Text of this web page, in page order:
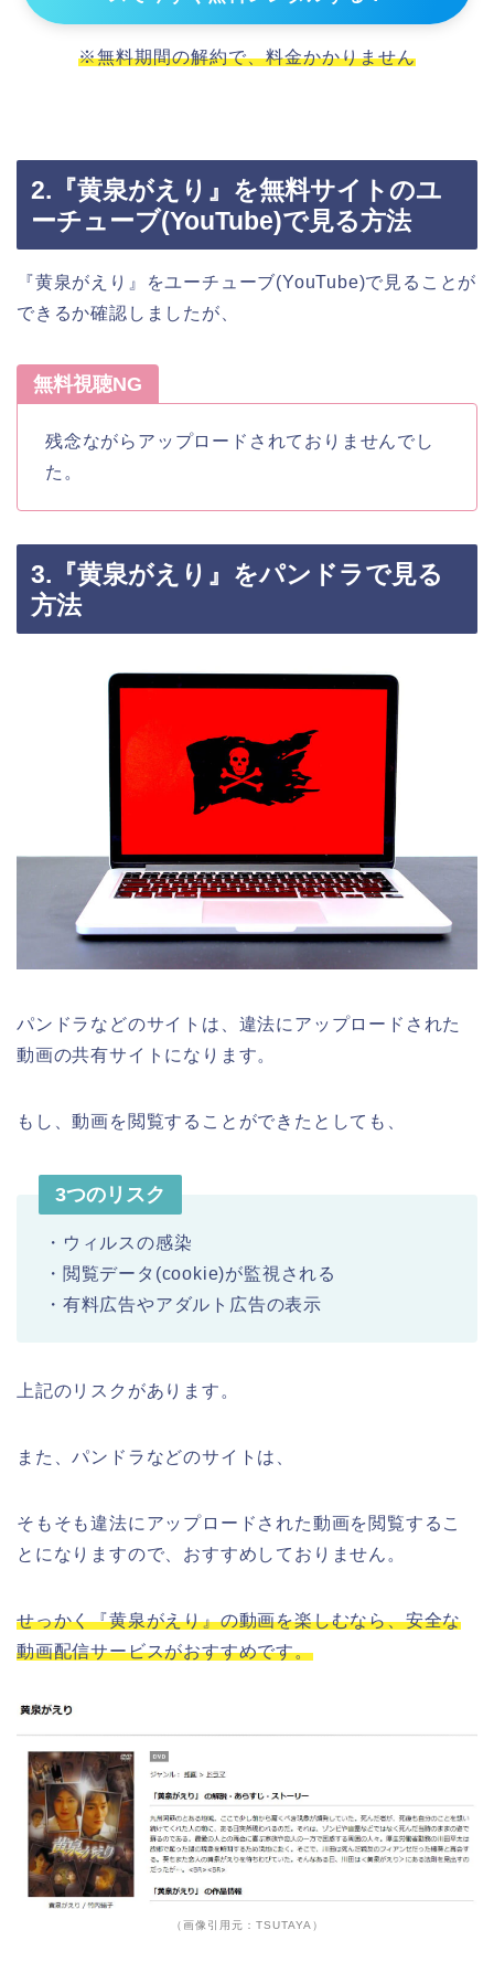
※無料期間の解約で、料金かかりません
2.『黄泉がえり』を無料サイトのユ
ーチューブ(YouTube)で見る方法
『黄泉がえり』をユーチューブ(YouTube)で見ることが
できるか確認しましたが、
無料視聴NG
残念ながらアップロードされておりませんでし
た。
3.『黄泉がえり』をパンドラで見る
方法
パンドラなどのサイトは、違法にアップロードされた
動画の共有サイトになります。
もし、動画を閲覧することができたとしても、
3つのリスク
・ウィルスの感染
・閲覧データ(cookie)が監視される
・有料広告やアダルト広告の表示
上記のリスクがあります。
また、パンドラなどのサイトは、
そもそも違法にアップロードされた動画を閲覧するこ
とになりますので、おすすめしておりません。
せっかく『黄泉がえり』の動画を楽しむなら、安全な
動画配信サービスがおすすめです。
（画像引用元：TSUTAYA）